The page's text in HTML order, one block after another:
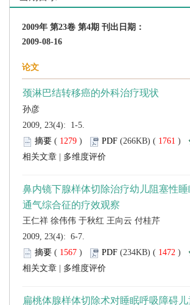
2009, 23(4): 1-5.
(
) 1761 )
2009, 23(4): 6-7.
(
) 1472 )